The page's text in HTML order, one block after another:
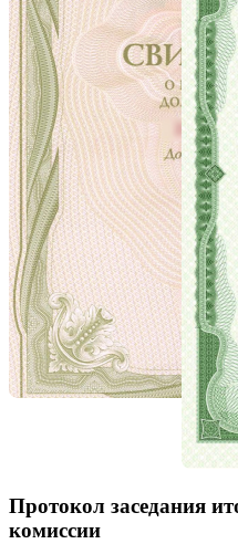
Протокол заседания
комиссии